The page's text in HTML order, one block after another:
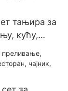
тањира за
кућу,
салату,